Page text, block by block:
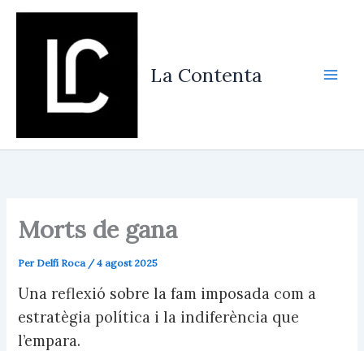
Vés
La Contenta
Morts de gana
Per Delfí Roca /4 agost 2025
Una reflexió sobre la fam imposada com a
estratègia política i la indiferència que
l’empara.